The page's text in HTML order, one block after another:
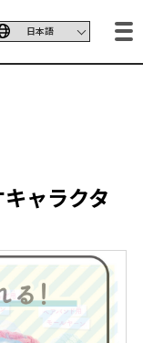
ャラクタ